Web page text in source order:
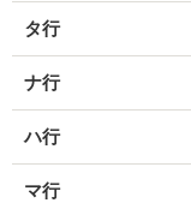
タ行
ナ行
ハ行
マ行